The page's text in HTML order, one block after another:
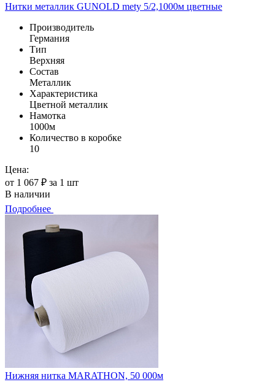
Нитки металлик GUNOLD mety 5/2,1000м цветные
Производитель
Германия
Тип
Верхняя
Состав
Металлик
Характеристика
Цветной металлик
Намотка
1000м
Количество в коробке
10
Цена:
от 1 067 ₽ за 1 шт
В наличии
Подробнее
Нижняя нитка MARATHON, 50 000м